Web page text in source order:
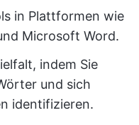
in Plattformen wie
Microsoft Word.
indem Sie
und sich
identifizieren.